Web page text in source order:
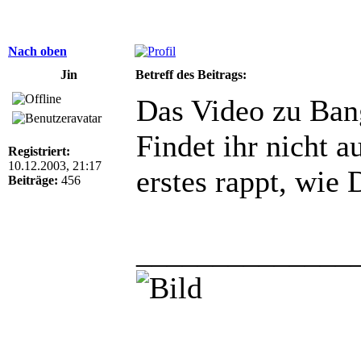
Nach oben
Jin
Betreff des Beitrags:
Registriert:
10.12.2003, 21:17
Beiträge: 456
Das Video zu
Findet ihr nicht
erstes rappt, wie